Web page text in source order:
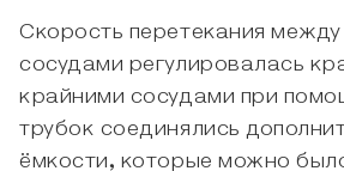
Скорость перетекания
сосудами регулировалась
крайними сосудами при
трубок соединялись
ёмкости, которые можно